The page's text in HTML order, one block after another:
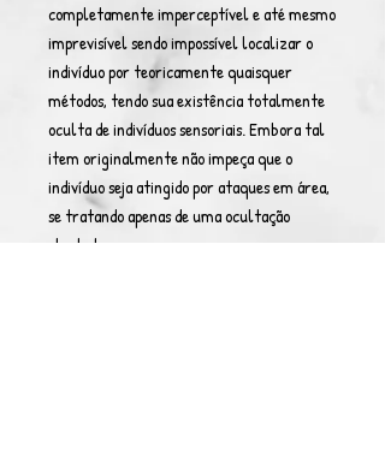
completamente imperceptível e até mesmo
imprevisível sendo impossível localizar o
indivíduo por teoricamente quaisquer
métodos, tendo sua existência totalmente
oculta de indivíduos sensoriais. Embora tal
item originalmente não impeça que o
indivíduo seja atingido por ataques em área,
se tratando apenas de uma ocultação
absoluta.